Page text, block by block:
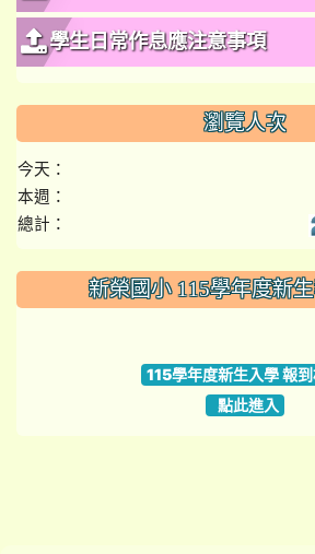
學生日常作息應注意事項
瀏覽人次
今天：
本週：
總計：
::: 新榮國小 115學年度新
115學年度新生入學 報
點此進入